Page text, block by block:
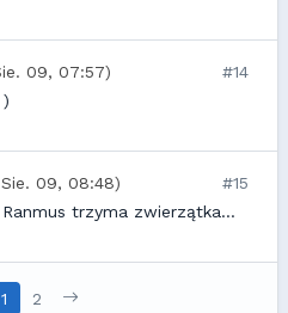
09, 07:57)
#14
09, 08:48)
#15
trzyma zwierzątka...
1 2